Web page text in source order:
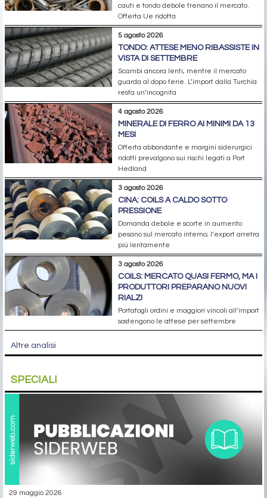
cauti e tondo debole frenano il mercato.
Offerta Ue ridotta
5 agosto 2026
TONDO: ATTESE MENO RIBASSISTE IN
VISTA DI SETTEMBRE
Scambi ancora lenti, mentre il mercato
guarda al dopo ferie. L’import dalla Turchia
resta un’incognita
4 agosto 2026
MINERALE DI FERRO AI MINIMI DA 13
MESI
Offerta abbondante e margini siderurgici
ridotti prevalgono sui rischi legati a Port
Hedland
3 agosto 2026
CINA: COILS A CALDO SOTTO
PRESSIONE
Domanda debole e scorte in aumento
pesano sul mercato interno; l’export arretra
più lentamente
3 agosto 2026
COILS: MERCATO QUASI FERMO, MA I
PRODUTTORI PREPARANO NUOVI
RIALZI
Portafogli ordini e maggiori vincoli all’import
sostengono le attese per settembre
Altre analisi
SPECIALI
29 maggio 2026